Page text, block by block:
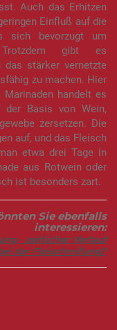
Auch das Erhitzen
Einfluß auf die
sich bevorzugt um
Trotzdem gibt es
das stärker vernetzte
zu machen. Hier
handelt es
der Basis von Wein,
zersetzen. Die
auf, und das Fleisch
etwa drei Tage in
aus Rotwein oder
ist besonders zart.
Sie ebenfalls
interessieren:
- zeitlicher Verlauf
der Fleischreifung?